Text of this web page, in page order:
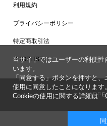
利用規約
プライバシーポリシー
特定商取引法
SHOPLIST
当サイトではユーザーの利便
います。
「同意する」ボタンを押すと
使用に同意したことになります。
Cookieの使用に関する詳細は「